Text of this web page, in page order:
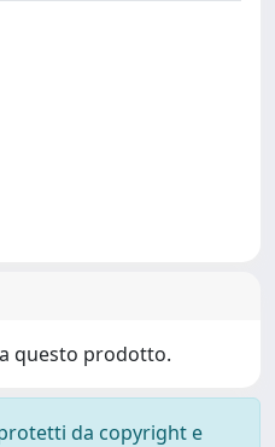
questo prodotto.
da copyright e